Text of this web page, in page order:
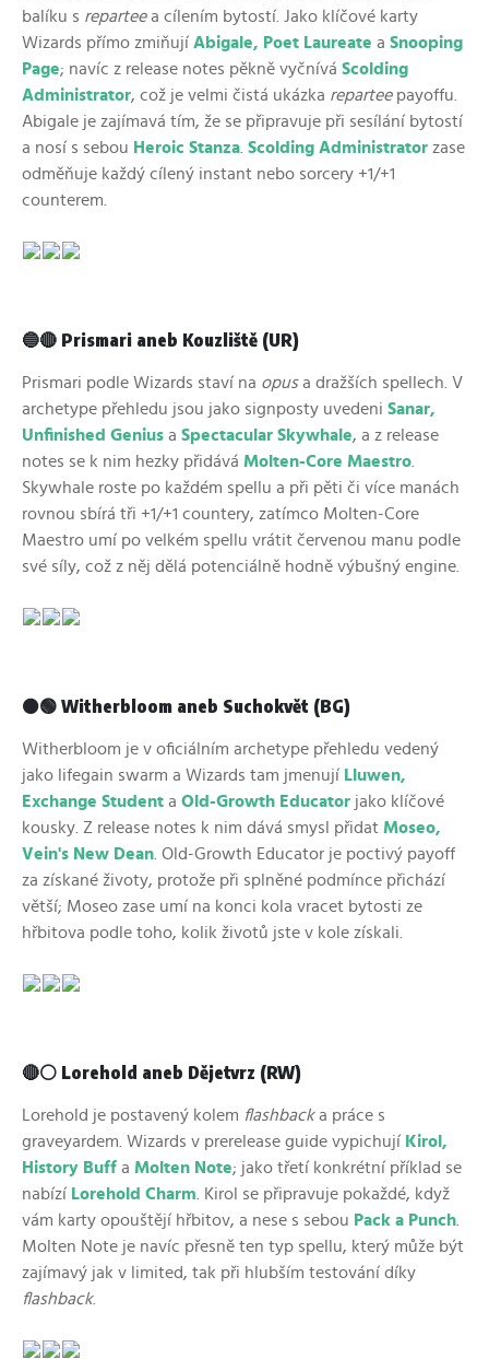
balíku s reparteea cílením bytostí. Jako klíčové karty
Wizards přímo zmiňují Abigale, Poet Laureate a Snooping
Page; navíc z release notes pěkně vyčnívá Scolding
Administrator, což je velmi čistá ukázka reparteepayoffu.
Abigale je zajímavá tím, že se připravuje při sesílání bytostí
a nosí s sebou Heroic Stanza Scolding Administrator zase
odměňuje každý cílený instant nebo sorcery +1/+1
counterem.
🔵🔴 Prismari aneb Kouzliště (UR)
Prismari podle Wizards staví na opusa dražších spellech. V
archetype přehledu jsou jako signposty uvedeni Sanar,
Unfinished Genius a Spectacular Skywhale, a z release
notes se k nim hezky přidává Molten-Core Maestro
Skywhale roste po každém spellu a při pěti či více manách
rovnou sbírá tři +1/+1 countery, zatímco Molten-Core
Maestro umí po velkém spellu vrátit červenou manu podle
své síly, což z něj dělá potenciálně hodně výbušný engine.
⚫🟢 Witherbloom aneb Suchokvět (BG)
Witherbloom je v oficiálním archetype přehledu vedený
jako lifegain swarm a Wizards tam jmenují Lluwen,
Exchange Student a Old-Growth Educator jako klíčové
kousky. Z release notes k nim dává smysl přidat Moseo,
Vein's New Dean . Old-Growth Educator je poctivý payoff
za získané životy, protože při splněné podmínce přichází
větší; Moseo zase umí na konci kola vracet bytosti ze
hřbitova podle toho, kolik životů jste v kole získali.
🔴⚪ Lorehold aneb Dějetvrz (RW)
Lorehold je postavený kolem flashbacka práce s
graveyardem. Wizards v prerelease guide vypichují Kirol,
History Buff a Molten Note; jako třetí konkrétní příklad se
nabízí Lorehold Charm . Kirol se připravuje pokaždé, když
vám karty opouštějí hřbitov, a nese s sebou Pack a Punch
Molten Note je navíc přesně ten typ spellu, který může být
zajímavý jak v limited, tak při hlubším testování díky
flashback.